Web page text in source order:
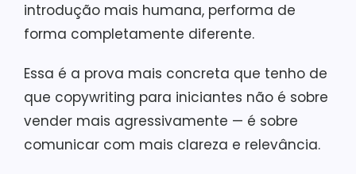
introdução mais humana, performa de
forma completamente diferente.
Essa é a prova mais concreta que tenho de
que copywriting para iniciantes não é sobre
vender mais agressivamente — é sobre
comunicar com mais clareza e relevância.